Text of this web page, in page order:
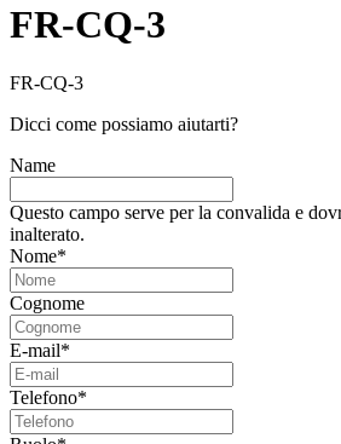
FR-CQ-3
FR-CQ-3
Dicci come possiamo aiutarti?
Name
Questo campo serve per la convalida e
inalterato.
Nome*
Cognome
E-mail*
Telefono*